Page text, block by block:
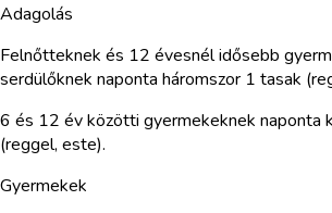
Adagolás
Felnőtteknek és 12 évesnél idősebb
serdülőknek naponta háromszor 1 tasak
6 és 12 év közötti gyermekeknek naponta
(reggel, este).
Gyermekek